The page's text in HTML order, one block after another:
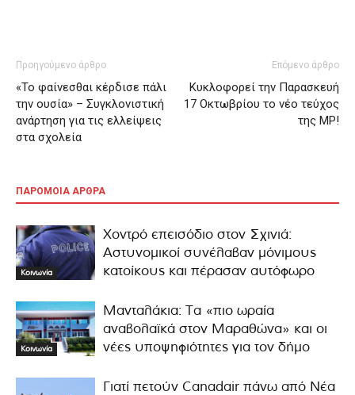
Προηγούμενο άρθρο
«Το φαίνεσθαι κέρδισε πάλι
την ουσία» – Συγκλονιστική
ανάρτηση για τις ελλείψεις
στα σχολεία
Επόμενο άρθρο
Κυκλοφορεί την Παρασκευή
17 Οκτωβρίου το νέο τεύχος
της MP!
ΠΑΡΟΜΟΙΑ ΑΡΘΡΑ
Κοινωνία
Χοντρό επεισόδιο στον Σχινιά:
Αστυνομικοί συνέλαβαν μόνιμους
κατοίκους και πέρασαν αυτόφωρο
Κοινωνία
Μανταλάκια: Τα «πιο ωραία
αναβολαϊκά στον Μαραθώνα» και οι
νέες υποψηφιότητες για τον δήμο
Γιατί πετούν Canadair πάνω από Νέα